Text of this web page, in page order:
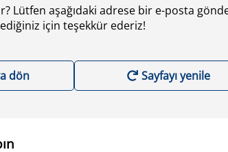
Lütfen aşağıdaki adrese bir e-posta
için teşekkür ederiz!
dön Sayfayı yenile